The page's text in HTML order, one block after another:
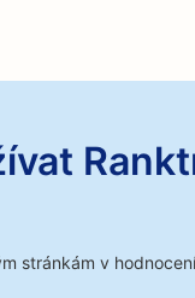
stránkám v hodnocení